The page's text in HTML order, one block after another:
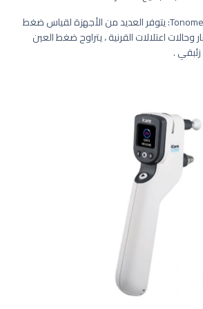
1- قياس ضغط العين Tonometry: يتوفر العديد من الأجهزة لقياس ضغط
وحالات اعتلالات القرنية ، يتراوح ضغط العين